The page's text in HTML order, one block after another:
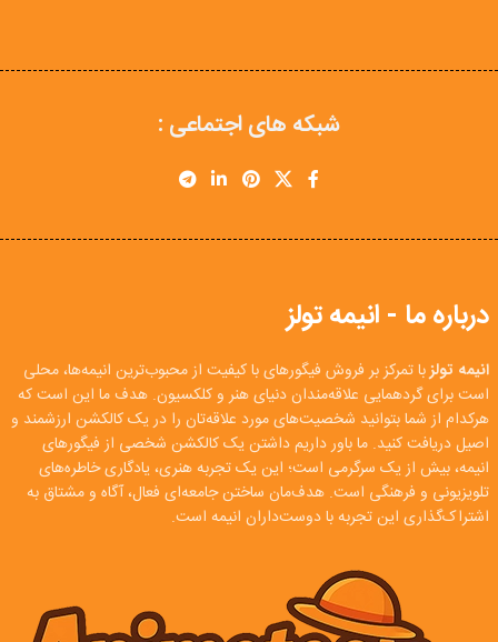
شبکه های اجتماعی :
درباره ما - انیمه تولز
انیمه تولزبا تمرکز بر فروش فیگورهای با کیفیت از محبوب‌ترین انیمه‌ها، محلی
است برای گردهمایی علاقه‌مندان دنیای هنر و کلکسیون. هدف ما این است که
هرکدام از شما بتوانید شخصیت‌های مورد علاقه‌تان را در یک کالکشن ارزشمند و
اصیل دریافت کنید. ما باور داریم داشتن یک کالکشن شخصی از فیگورهای
انیمه، بیش از یک سرگرمی است؛ این یک تجربه هنری، یادگاری خاطره‌های
تلویزیونی و فرهنگی است. هدف‌مان ساختن جامعه‌ای فعال، آگاه و مشتاق به
اشتراک‌گذاری این تجربه با دوست‌داران انیمه است.